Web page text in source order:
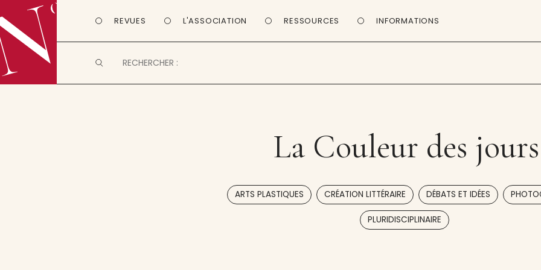
REVUES L'ASSOCIATION RESSOURCES INFORMATIONS
La Couleur des jours
ARTS PLASTIQUES CRÉATION LITTÉRAIRE DÉBATS ET IDÉES
PLURIDISCIPLINAIRE